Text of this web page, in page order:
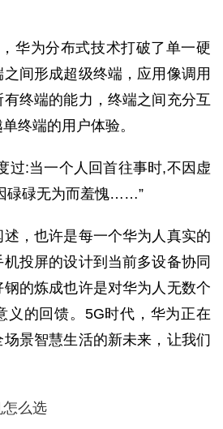
华为分布式技术打破了单一硬
间形成超级终端，应用像调用
终端的能力，终端之间充分互
终端的用户体验。
过:当一个人回首往事时,不因虚
碌碌无为而羞愧……”
，也许是每一个华为人真实的
投屏的设计到当前多设备协同
的炼成也许是对华为人无数个
义的回馈。5G时代，华为正在
景智慧生活的新未来，让我们
么选